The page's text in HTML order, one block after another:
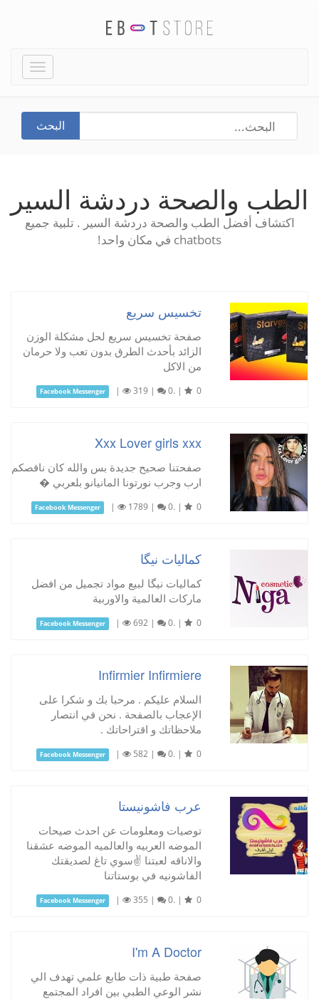
Toggle
البحث
الطب والصحة دردشة السير
اكتشاف أفضل الطب والصحة دردشة السير . تلبية جميع
chatbots في مكان واحد!
تخسيس سريع
صفحة تخسيس سريع لحل مشكلة الوزن
الزائد بأحدث الطرق بدون تعب ولا حرمان
من الاكل
Facebook Messenger | 319 | 0. | 0
Xxx Lover girls xxx
صفحتنا صحيح جديدة بس والله كان ناقصكم
ارب وجرب نورتونا المانيانو بلعربي �
Facebook Messenger | 1789 | 0. | 0
كماليات نيگا
كماليات نيگا لبيع مواد تجميل من افضل
ماركات العالمية والاوربية
Facebook Messenger | 692 | 0. | 0
Infirmier Infirmiere
السلام عليكم . مرحبا بك و شكرا على
الإعجاب بالصفحة . نحن في انتصار
ملاحظاتك و اقتراحاتك .
Facebook Messenger | 582 | 0. | 0
عرب فاشونيستا
توصيات ومعلومات عن احدث صيحات
الموضه العربيه والعالميه الموضه عشقنا
والاناقه لعبتنا ✌سوي تاغ لصديقتك
الفاشونيه في بوستاتنا
Facebook Messenger | 355 | 0. | 0
I'm A Doctor
صفحة طبية ذات طابع علمي تهدف الي
نشر الوعي الطبي بين افراد المجتمع